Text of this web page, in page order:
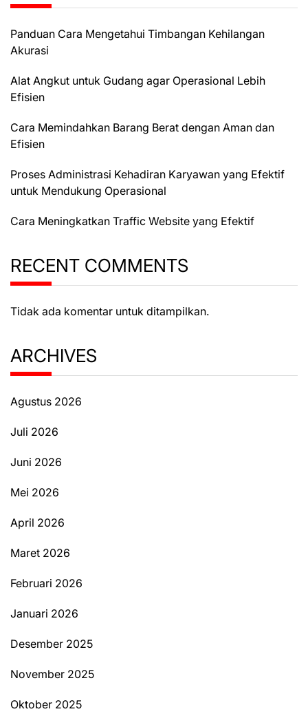
Panduan Cara Mengetahui Timbangan Kehilangan
Akurasi
Alat Angkut untuk Gudang agar Operasional Lebih
Efisien
Cara Memindahkan Barang Berat dengan Aman dan
Efisien
Proses Administrasi Kehadiran Karyawan yang Efektif
untuk Mendukung Operasional
Cara Meningkatkan Traffic Website yang Efektif
RECENT COMMENTS
Tidak ada komentar untuk ditampilkan.
ARCHIVES
Agustus 2026
Juli 2026
Juni 2026
Mei 2026
April 2026
Maret 2026
Februari 2026
Januari 2026
Desember 2025
November 2025
Oktober 2025